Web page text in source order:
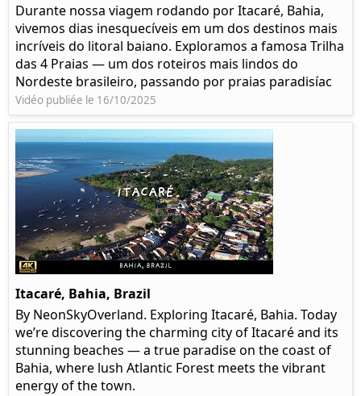
Durante nossa viagem rodando por Itacaré, Bahia,
vivemos dias inesquecíveis em um dos destinos mais
incríveis do litoral baiano. Exploramos a famosa Trilha
das 4 Praias — um dos roteiros mais lindos do
Nordeste brasileiro, passando por praias paradisíac
Vidéo publiée le 16/10/2025
Itacaré, Bahia, Brazil
By NeonSkyOverland. Exploring Itacaré, Bahia. Today
we’re discovering the charming city of Itacaré and its
stunning beaches — a true paradise on the coast of
Bahia, where lush Atlantic Forest meets the vibrant
energy of the town.